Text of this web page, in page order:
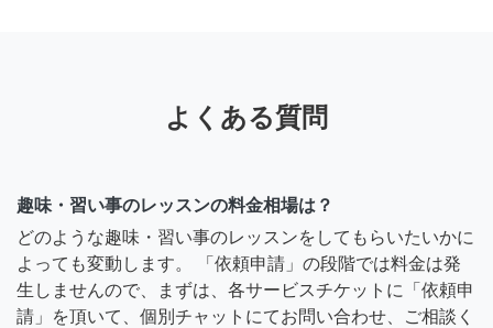
よくある質問
趣味・習い事のレッスンの料金相場は？
どのような趣味・習い事のレッスンをしてもらいたいかに
よっても変動します。 「依頼申請」の段階では料金は発
生しませんので、まずは、各サービスチケットに「依頼申
請」を頂いて、個別チャットにてお問い合わせ、ご相談く